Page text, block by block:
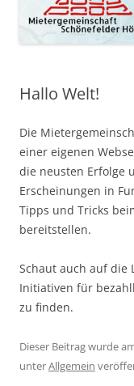
Hallo Welt!
Die
einer eigenen
die neusten Erfolge
Erscheinungen in
Tipps und Tricks
bereitstellen.
Schaut auch auf die
Initiativen für
zu finden.
Dieser Beitrag wurde
unterAllgemein